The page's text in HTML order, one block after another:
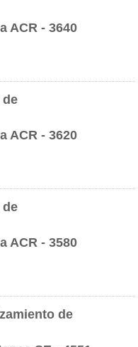
ACR - 3640
ACR - 3620
ACR - 3580
de